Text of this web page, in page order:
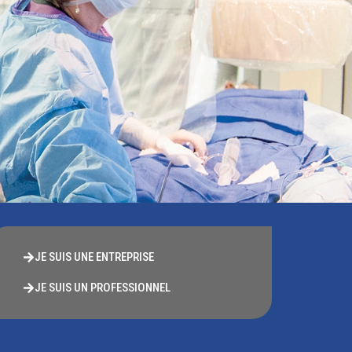
JE SUIS UNE ENTREPRISE
JE SUIS UN PROFESSIONNEL